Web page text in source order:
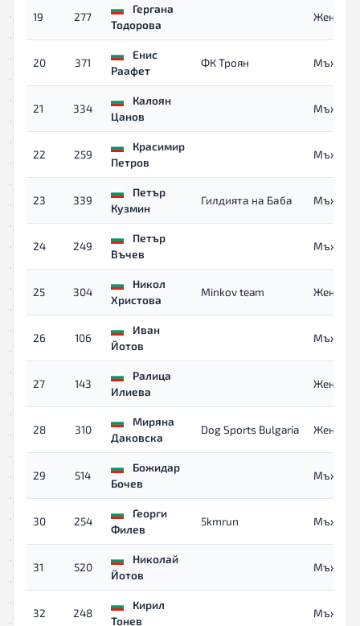
19 277
Гергана
Тодорова
Жени
20 371
Енис
Раафет
ФК Троян Мъже
21 334
Калоян
Цанов
Мъже
22 259
Красимир
Петров
Мъже
23 339
Петър
Кузмин
Гилдията на Баба Мъже
24 249
Петър
Въчев
Мъже
25 304
Никол
Христова
Minkov team Жени
26 106
Иван
Йотов
Мъже
27 143
Ралица
Илиева
Жени
28 310
Миряна
Даковска
Dog Sports Bulgaria Жени
29 514
Божидар
Бочев
Мъже
30 254
Георги
Филев
5kmrun Мъже
31 520
Николай
Йотов
Мъже
32 248
Кирил
Тонев
Мъже